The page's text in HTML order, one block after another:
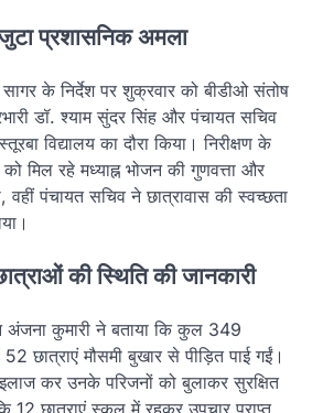
जुटा प्रशासनिक अमला
के निर्देश पर शुक्रवार को बीडीओ संतोष
डॉ. श्याम सुंदर सिंह और पंचायत सचिव
विद्यालय का दौरा किया। निरीक्षण के
मिल रहे मध्याह्न भोजन की गुणवत्ता और
वहीं पंचायत सचिव ने छात्रावास की स्वच्छता
की स्थिति की जानकारी
अंजना कुमारी ने बताया कि कुल 349
छात्राएं मौसमी बुखार से पीड़ित पाई गईं।
कर उनके परिजनों को बुलाकर सुरक्षित
12 छात्राएं स्कूल में रहकर उपचार प्राप्त